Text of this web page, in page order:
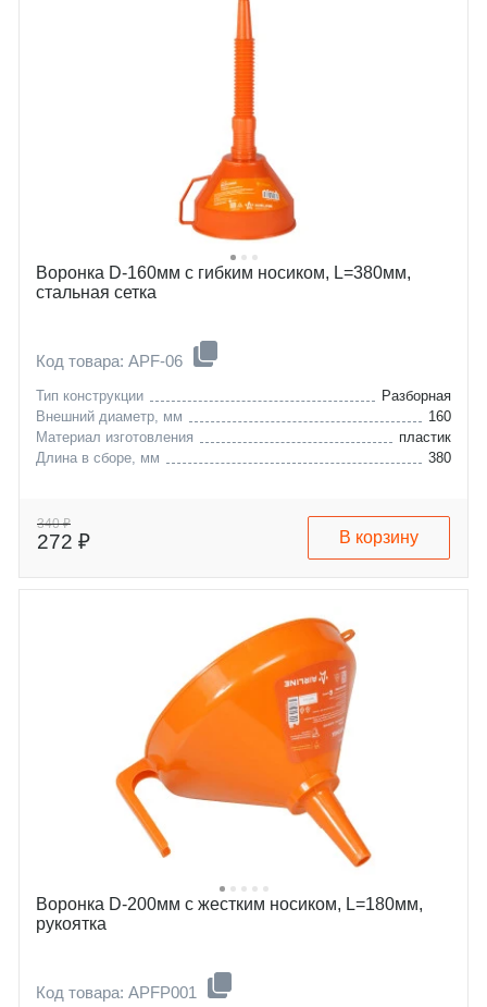
Воронка D-160мм с гибким носиком, L=380мм,
стальная сетка
Код товара: APF-06
Тип конструкции
Разборная
Внешний диаметр, мм
160
Материал изготовления
пластик
Длина в сборе, мм
380
340 ₽
272 ₽ В корзину
Воронка D-200мм с жестким носиком, L=180мм,
рукоятка
Код товара: APFP001